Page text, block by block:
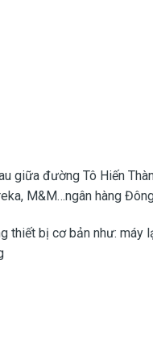
giữa đường Tô Hiến
M&M…ngân hàng
bị cơ bản như: